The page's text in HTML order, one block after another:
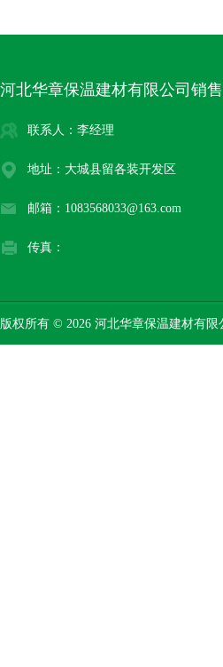
河北华章保温建材有限公司销
联系人：李经理
地址：大城县留各装开发区
邮箱：1083568033@163.com
传真：
版权所有 © 2026 河北华章保温建材有